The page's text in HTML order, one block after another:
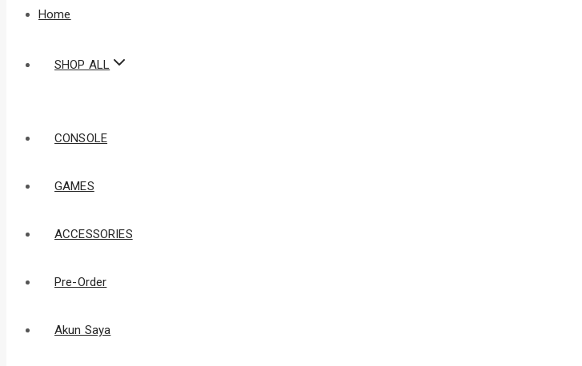
Home
SHOP ALL
CONSOLE
GAMES
ACCESSORIES
Pre-Order
Akun Saya